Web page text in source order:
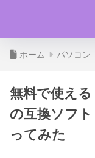
ホーム パソコン
無料で使え
の互換ソフ
ってみた